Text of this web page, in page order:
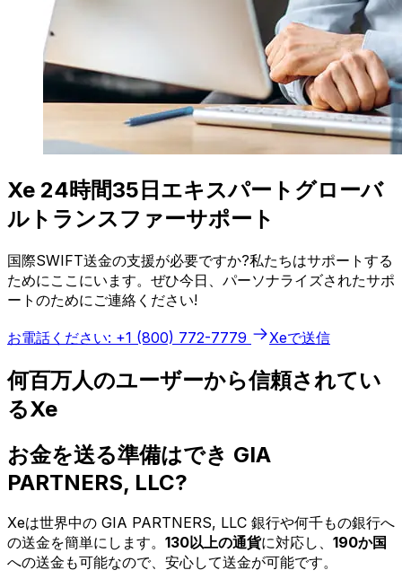
Xe 24時間35日エキスパートグローバ
ルトランスファーサポート
国際SWIFT送金の支援が必要ですか?私たちはサポートする
ためにここにいます。ぜひ今日、パーソナライズされたサポ
ートのためにご連絡ください!
お電話ください: +1 (800) 772-7779 Xeで送信
何百万人のユーザーから信頼されてい
るXe
お金を送る準備はでき GIA
PARTNERS, LLC?
Xeは世界中の GIA PARTNERS, LLC 銀行や何千もの銀行へ
の送金を簡単にします。 130以上の通貨に対応し、 190か国
への送金も可能なので、安心して送金が可能です。